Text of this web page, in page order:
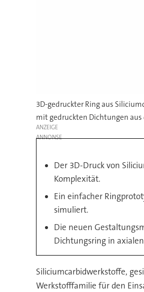
3D-gedruckter Ring aus
mit gedruckten Dichtungen
ANZEIGE
Der 3D-Druck von
Komplexität.
Ein einfacher
simuliert.
Die neuen
Dichtungsring in
Siliciumcarbidwerkstoffe,
Werkstofffamilie für den